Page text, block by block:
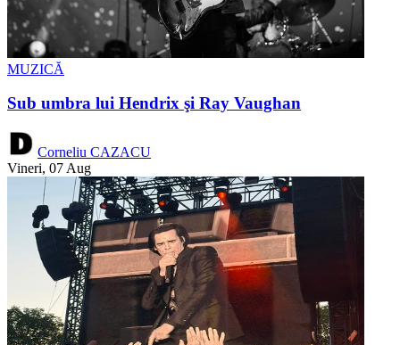
MUZICĂ
Sub umbra lui Hendrix şi Ray Vaughan
Corneliu CAZACU
Vineri, 07 Aug